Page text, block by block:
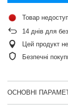
Товар
14 днів для
Цей продукт
Безпечні
ОСНОВНІ